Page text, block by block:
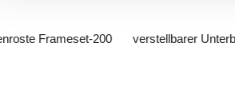
Frameset-200 verstellbarer